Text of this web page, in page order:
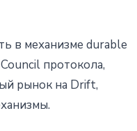
в механизме durable
протокола,
рынок на Drift,